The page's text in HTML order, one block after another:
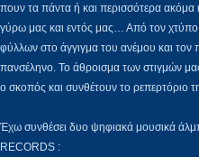
πουν τα πάντα ή και περισσότερα ακόμα
γύρω μας και εντός μας… Από τον χτύπο
φύλλων στο άγγιγμα του ανέμου και
πανσέληνο. Το άθροισμα των στιγμών
ο σκοπός και συνθέτουν το ρεπερτόριο
Έχω συνθέσει δυο ψηφιακά μουσικά
RECORDS :